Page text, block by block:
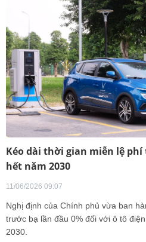
Kéo dài thời gian miễn lệ
hết năm 2030
11/06/2026 09:07
Nghị định của Chính phủ vừa ban
trước bạ lần đầu 0% đối với ô tô
2030.